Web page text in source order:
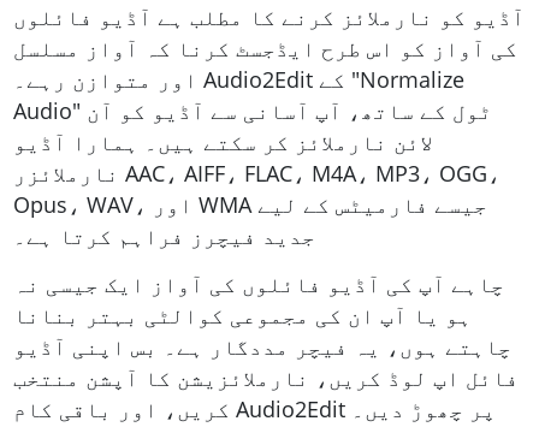
آڈیو کو نارملائز کرنے کا مطلب ہے آڈیو فائلوں
کی آواز کو اس طرح ایڈجسٹ کرنا کہ آواز مسلسل
اور متوازن رہے۔ Audio2Edit کے "Normalize
Audio" ٹول کے ساتھ، آپ آسانی سے آڈیو کو آن
لائن نارملائز کر سکتے ہیں۔ ہمارا آڈیو
نارملائزر AAC، AIFF، FLAC، M4A، MP3، OGG،
Opus، WAV، اور WMA جیسے فارمیٹس کے لیے
جدید فیچرز فراہم کرتا ہے۔
چاہے آپ کی آڈیو فائلوں کی آواز ایک جیسی نہ
ہو یا آپ ان کی مجموعی کوالٹی بہتر بنانا
چاہتے ہوں، یہ فیچر مددگار ہے۔ بس اپنی آڈیو
فائل اپ لوڈ کریں، نارملائزیشن کا آپشن منتخب
کریں، اور باقی کام Audio2Edit پر چھوڑ دیں۔